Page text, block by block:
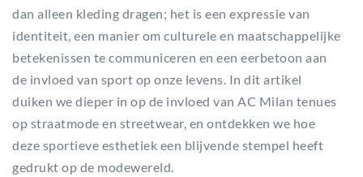
dan alleen kleding dragen; het is een expressie van
identiteit, een manier om culturele en maatschappelijke
betekenissen te communiceren en een eerbetoon aan
de invloed van sport op onze levens. In dit artikel
duiken we dieper in op de invloed van AC Milan tenues
op straatmode en streetwear, en ontdekken we hoe
deze sportieve esthetiek een blijvende stempel heeft
gedrukt op de modewereld.